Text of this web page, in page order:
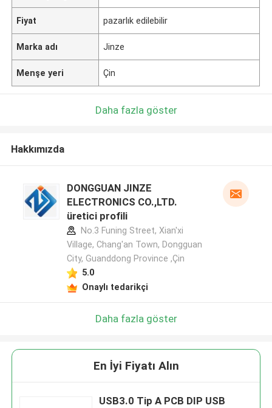
Fiyat pazarlık edilebilir
Marka adı Jinze
Menşe yeri Çin
Daha fazla göster
Hakkımızda
DONGGUAN JINZE
ELECTRONICS CO.,LTD.
üretici profili
No.3 Funing Street, Xian'xi
Village, Chang'an Town, Dongguan
City, Guanddong Province ,Çin
5.0
Onaylı tedarikçi
Daha fazla göster
En İyi Fiyatı Alın
USB3.0 Tip A PCB DIP USB